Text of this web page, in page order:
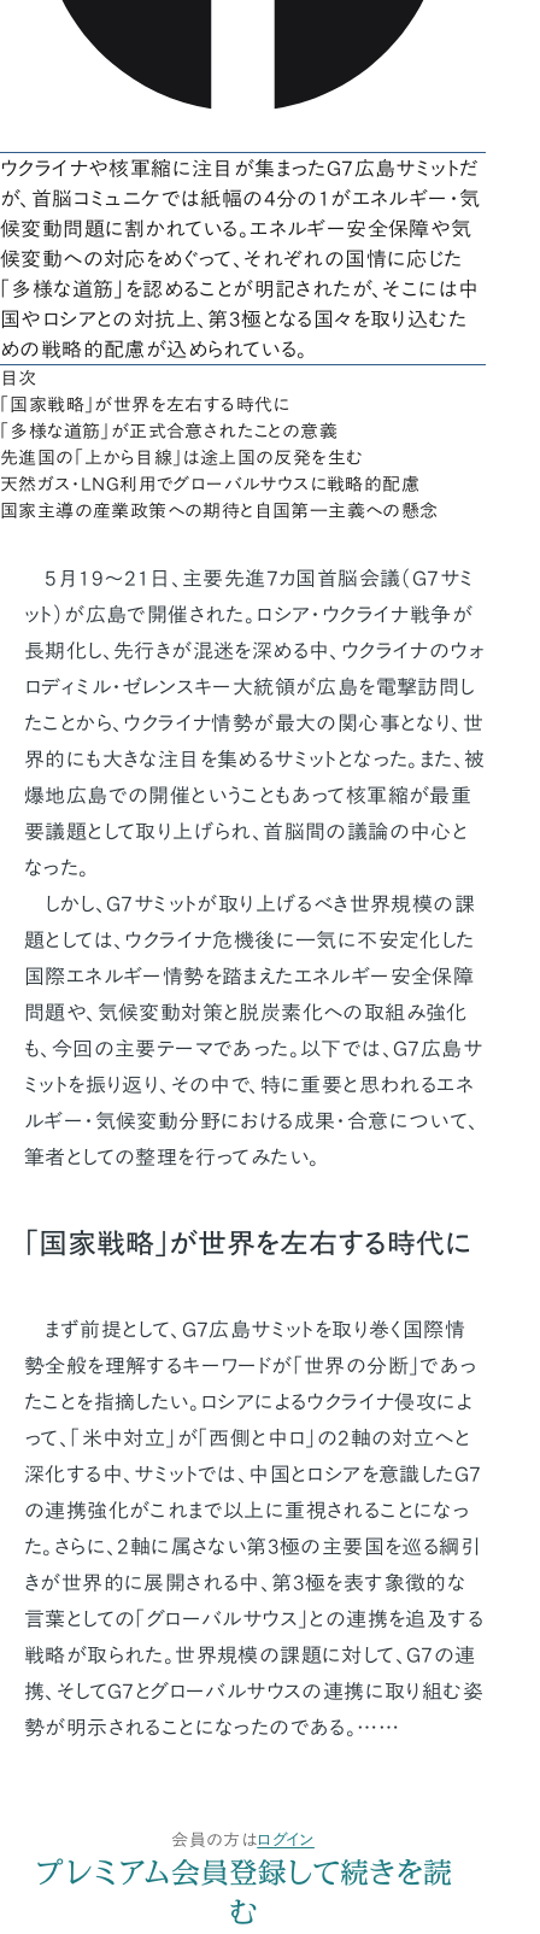
ウクライナや核軍縮に注目が集まったG7広島サミットだ
が、首脳コミュニケでは紙幅の4分の1がエネルギー・気
候変動問題に割かれている。エネルギー安全保障や気
候変動への対応をめぐって、それぞれの国情に応じた
「多様な道筋」を認めることが明記されたが、そこには中
国やロシアとの対抗上、第3極となる国々を取り込むた
めの戦略的配慮が込められている。
目次
「国家戦略」が世界を左右する時代に
「多様な道筋」が正式合意されたことの意義
先進国の「上から目線」は途上国の反発を生む
天然ガス・LNG利用でグローバルサウスに戦略的配慮
国家主導の産業政策への期待と自国第一主義への懸念
5月19～21日、主要先進7カ国首脳会議（G7サミ
ット）が広島で開催された。ロシア・ウクライナ戦争が
長期化し、先行きが混迷を深める中、ウクライナのウォ
ロディミル・ゼレンスキー大統領が広島を電撃訪問し
たことから、ウクライナ情勢が最大の関心事となり、世
界的にも大きな注目を集めるサミットとなった。また、被
爆地広島での開催ということもあって核軍縮が最重
要議題として取り上げられ、首脳間の議論の中心と
なった。
しかし、G7サミットが取り上げるべき世界規模の課
題としては、ウクライナ危機後に一気に不安定化した
国際エネルギー情勢を踏まえたエネルギー安全保障
問題や、気候変動対策と脱炭素化への取組み強化
も、今回の主要テーマであった。以下では、G7広島サ
ミットを振り返り、その中で、特に重要と思われるエネ
ルギー・気候変動分野における成果・合意について、
筆者としての整理を行ってみたい。
「国家戦略」が世界を左右する時代に
まず前提として、G7広島サミットを取り巻く国際情
勢全般を理解するキーワードが「世界の分断」であっ
たことを指摘したい。ロシアによるウクライナ侵攻によ
って、「米中対立」が「西側と中ロ」の2軸の対立へと
深化する中、サミットでは、中国とロシアを意識したG7
の連携強化がこれまで以上に重視されることになっ
た。さらに、2軸に属さない第3極の主要国を巡る綱引
きが世界的に展開される中、第3極を表す象徴的な
言葉としての「グローバルサウス」との連携を追及する
戦略が取られた。世界規模の課題に対して、G7の連
携、そしてG7とグローバルサウスの連携に取り組む姿
勢が明示されることになったのである。……
会員の方はログイン
プレミアム会員登録して続きを読
む